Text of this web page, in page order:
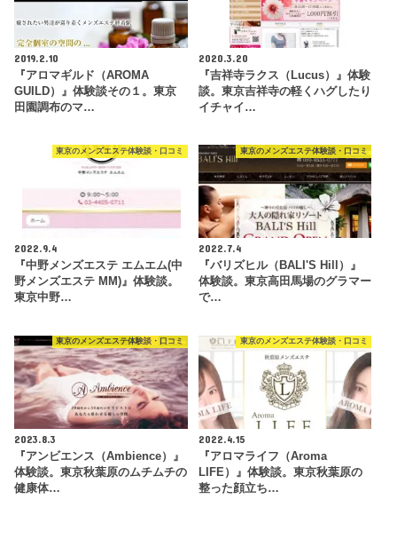
2019.2.10
『アロマギルド（AROMA
GUILD）』体験談その１。東京
田園調布のマ…
2020.3.20
『吉祥寺ラクス（Lucus）』体験
談。東京吉祥寺の軽くハグしたり
イチャイ…
東京のメンズエステ体験談・口コミ
2022.9.4
『中野メンズエステ エムエム(中
野メンズエステ MM)』体験談。
東京中野…
東京のメンズエステ体験談・口コミ
2022.7.4
『バリズヒル（BALI'S Hill）』
体験談。東京高田馬場のグラマー
で…
東京のメンズエステ体験談・口コミ
2023.8.3
『アンビエンス（Ambience）』
体験談。東京秋葉原のムチムチの
健康体…
東京のメンズエステ体験談・口コミ
2022.4.15
『アロマライフ（Aroma
LIFE）』体験談。東京秋葉原の
整った顔立ち…